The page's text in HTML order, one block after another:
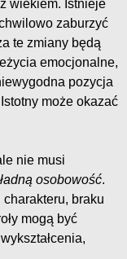
wiekiem. Istnieje
zaburzyć
te zmiany będą
emocjonalne,
pozycja
może okazać
nie musi
ładną osobowość.
braku
mogą być